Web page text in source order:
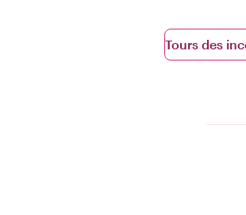
Tours des